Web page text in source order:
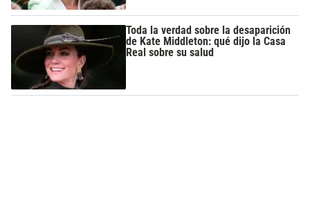
Toda la verdad sobre la desaparición
de Kate Middleton: qué dijo la Casa
Real sobre su salud